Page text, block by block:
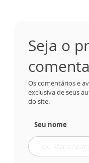
Seja o
Os comentários e
exclusiva de seus
do site.
Seu nome